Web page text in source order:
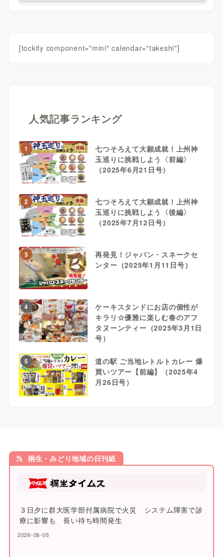
[tockify component="mini" calendar="takeshi"]
人気記事ランキング
1
七つそろえて大願成就！上州神
玉巡りに挑戦しよう〈前編〉
（2025年6月21日号）
2
七つそろえて大願成就！上州神
玉巡りに挑戦しよう〈後編〉
（2025年7月12日号）
3
再発見！ジャパン・スネークセ
ンター（2025年1月11日号）
4
ケーキスタンドにお店の個性が
キラリ☆優雅に楽しむ春のアフ
タヌーンティー（2025年3月1日
号）
5
道の駅 ご当地レトルトカレー 爆
買いツアー【前編】（2025年4
月26日号）
桐生・みどり地域の日刊紙
３日夕に群大医学部付属病院で火災 システム障害で診
療に影響も 長い待ち時間発生
2026-08-05